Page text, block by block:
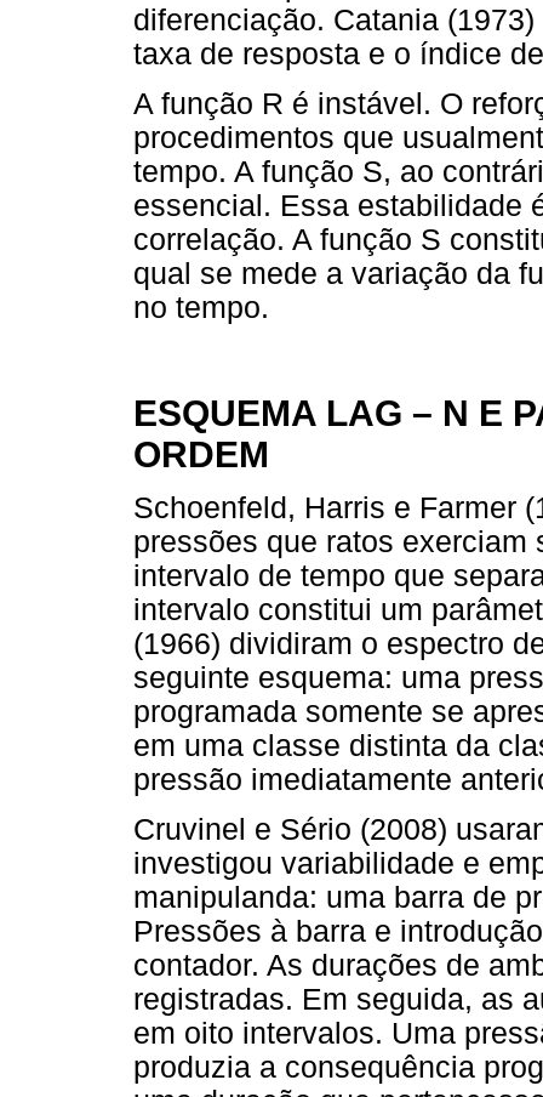
diferenciação. Catania
taxa de resposta e o índice
A função R é instável. O
procedimentos que
tempo. A função S, ao
essencial. Essa estabilidade
correlação. A função S
qual se mede a variação da
no tempo.
ESQUEMA LAG – N E
ORDEM
Schoenfeld, Harris e Farmer
pressões que ratos exerciam
intervalo de tempo que
intervalo constitui um
(1966) dividiram o espectro
seguinte esquema: uma
programada somente se
em uma classe distinta da
pressão imediatamente
Cruvinel e Sério (2008)
investigou variabilidade e
manipulanda: uma barra de
Pressões à barra e
contador. As durações de
registradas. Em seguida, as
em oito intervalos. Uma
produzia a consequência